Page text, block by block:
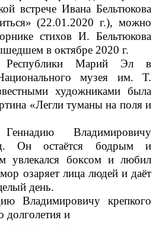
встрече Ивана Бельтюкова
(22.01.2020 г.), можно
стихов И. Бельтюкова
в октябре 2020 г.
Марий Эл в
музея им. Т.
художниками была
«Легли туманы на поля и
Владимировичу
Он остаётся бодрым и
увлекался боксом и любил
озаряет лица людей и даёт
день.
Владимировичу крепкого
долголетия и